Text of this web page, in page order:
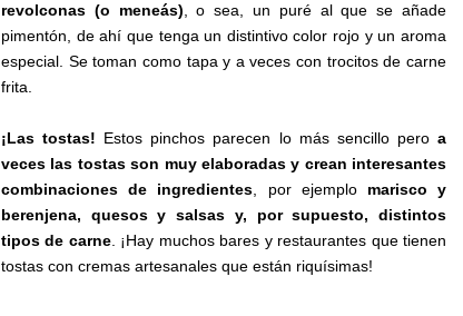
revolconas (o meneás) , o sea, un puré al que se añade
pimentón, de ahí que tenga un distintivo color rojo y un aroma
especial. Se toman como tapa y a veces con trocitos de carne
frita.
¡Las tostas! Estos pinchos parecen lo más sencillo peroa
veces las tostas son muy elaboradas y crean interesantes
combinaciones de ingredientes , por ejemplo marisco y
berenjena, quesos y salsas y, por supuesto, distintos
tipos de carne. ¡Hay muchos bares y restaurantes que tienen
tostas con cremas artesanales que están riquísimas!